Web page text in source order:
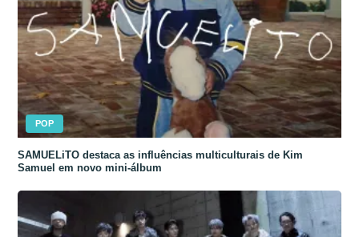
POP
SAMUELiTO destaca as influências multiculturais de Kim
Samuel em novo mini-álbum